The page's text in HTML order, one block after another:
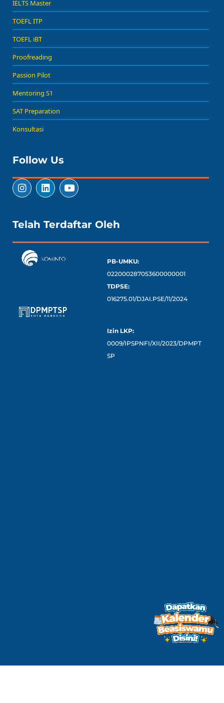
IELTS Master
TOEFL ITP
TOEFL iBT
Proofreading
Passion Pilot
Mentoring S1
SAT Preparation
Konsultasi
Follow Us
Telah Terdaftar Oleh
PB-UMKU:
022000287053600000001
TDPSE:
016275.01/DJAI.PSE/11/2024
Izin LKP:
0009/IPSPNFI/XII/2023/DPMPT
SP